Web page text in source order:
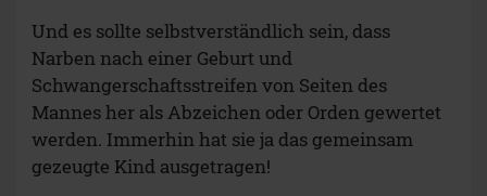
Und es sollte selbstverständlich sein, dass
Narben nach einer Geburt und
Schwangerschaftsstreifen von Seiten des
Mannes her als Abzeichen oder Orden gewertet
werden. Immerhin hat sie ja das gemeinsam
gezeugte Kind ausgetragen!